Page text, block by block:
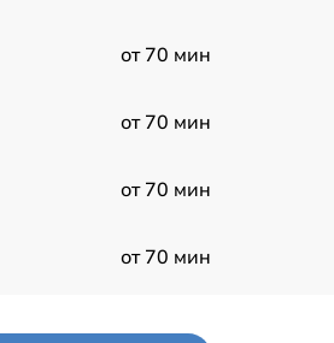
от 70 мин
от 70 мин
от 70 мин
от 70 мин